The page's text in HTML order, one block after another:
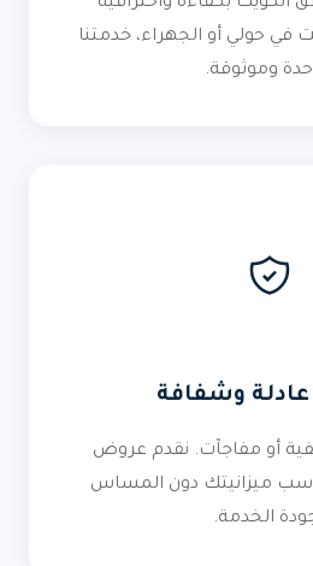
حولي أو الجهراء، خدمتنا
وموثوقة.
وشفافة
أو مفاجآت. نقدم عروض
ميزانيتك دون المساس
الخدمة.